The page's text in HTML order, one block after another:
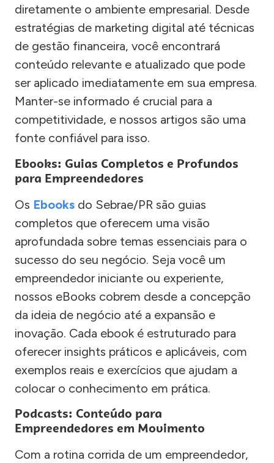
diretamente o ambiente empresarial. Desde
estratégias de marketing digital até técnicas
de gestão financeira, você encontrará
conteúdo relevante e atualizado que pode
ser aplicado imediatamente em sua empresa.
Manter-se informado é crucial para a
competitividade, e nossos artigos são uma
fonte confiável para isso.
Ebooks: Guias Completos e Profundos
para Empreendedores
Os Ebooks do Sebrae/PR são guias
completos que oferecem uma visão
aprofundada sobre temas essenciais para o
sucesso do seu negócio. Seja você um
empreendedor iniciante ou experiente,
nossos eBooks cobrem desde a concepção
da ideia de negócio até a expansão e
inovação. Cada ebook é estruturado para
oferecer insights práticos e aplicáveis, com
exemplos reais e exercícios que ajudam a
colocar o conhecimento em prática.
Podcasts: Conteúdo para
Empreendedores em Movimento
Com a rotina corrida de um empreendedor,